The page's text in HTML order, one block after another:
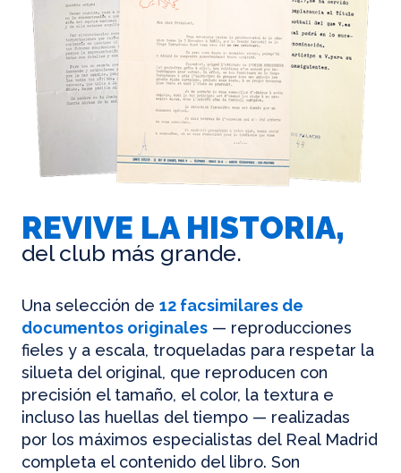
REVIVE LA HISTORIA,
del club más grande.
Una selección de 12 facsimilares de
documentos originales — reproducciones
fieles y a escala, troqueladas para respetar la
silueta del original, que reproducen con
precisión el tamaño, el color, la textura e
incluso las huellas del tiempo — realizadas
por los máximos especialistas del Real Madrid
completa el contenido del libro. Son